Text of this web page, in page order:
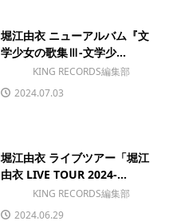
堀江由衣 ニューアルバム『文
学少女の歌集Ⅲ-文学少...
KING RECORDS編集部
2024.07.03
堀江由衣 ライブツアー「堀江
由衣 LIVE TOUR 2024-...
KING RECORDS編集部
2024.06.29